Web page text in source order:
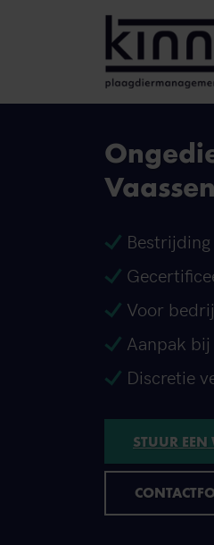
Vaassen
Voor
Aanpak
Discretie
STUUR EEN